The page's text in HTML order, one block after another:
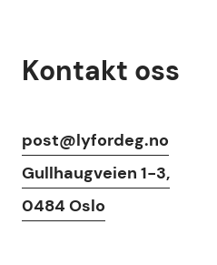
Kontakt oss
Kontaktinfo
post@lyfordeg.no
Gullhaugveien 1-3,
0484 Oslo